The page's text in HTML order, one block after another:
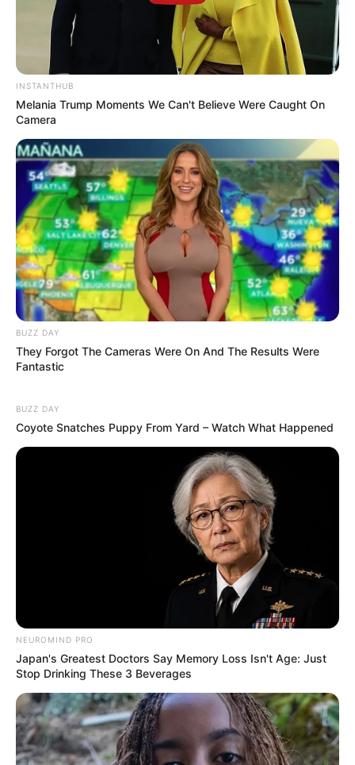
Serem! 9 Chat Ojek Online &
Pelanggan Ini Bikin Auto
Bikin Ngakak, 10 Potret
Seadanya
INSTANTHUB
Melania Trump Moments We Can't Believe Were Caught On
Camera
BUZZ DAY
They Forgot The Cameras Were On And The Results Were
Fantastic
BUZZ DAY
Coyote Snatches Puppy From Yard – Watch What Happened
NEUROMIND PRO
Japan's Greatest Doctors Say Memory Loss Isn't Age: Just
Stop Drinking These 3 Beverages